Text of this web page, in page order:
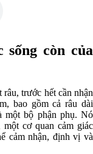
còn của
trước hết cần nhận
bao gồm cả râu dài
một bộ phận phụ. Nó
cơ quan cảm giác
cảm nhận, định vị và